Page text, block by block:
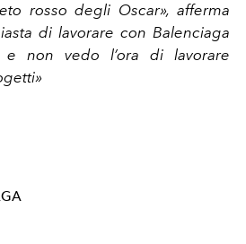
rosso degli Oscar», afferma
di lavorare con Balenciaga
e non vedo l’ora di lavorare